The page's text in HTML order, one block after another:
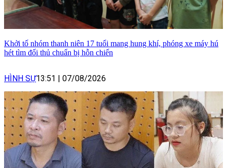
Khởi tố nhóm thanh niên 17 tuổi mang hung khí, phóng xe máy hú
hét tìm đối thủ chuẩn bị hỗn chiến
HÌNH SỰ13:51 | 07/08/2026